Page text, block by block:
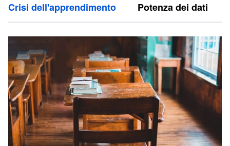
Crisi dell'apprendimento Potenza dei dati